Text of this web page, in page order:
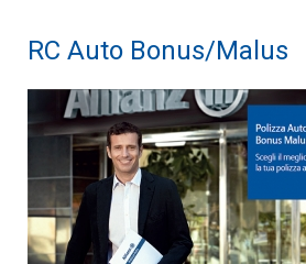
RC Auto Bonus/Malus